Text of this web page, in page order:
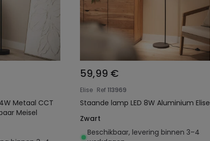
Metaal CCT
Meisel
59,99 €
Elise Ref113969
Staande lamp LED 8W Aluminium Elise
Zwart
Beschikbaar, levering binnen 3–4